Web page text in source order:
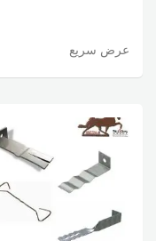
عرض سريع